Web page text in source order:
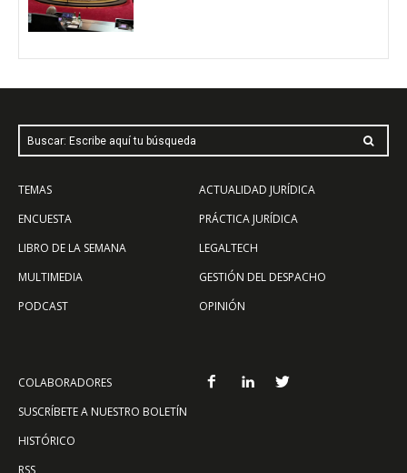
Buscar: Escribe aquí tu búsqueda
TEMAS
ENCUESTA
LIBRO DE LA SEMANA
MULTIMEDIA
PODCAST
ACTUALIDAD JURÍDICA
PRÁCTICA JURÍDICA
LEGALTECH
GESTIÓN DEL DESPACHO
OPINIÓN
COLABORADORES
SUSCRÍBETE A NUESTRO BOLETÍN
HISTÓRICO